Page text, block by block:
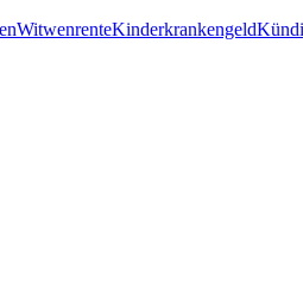
WitwenrenteKinderkrankengeld